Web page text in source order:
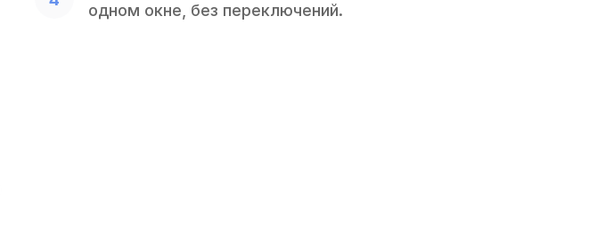
одном окне, без переключений.